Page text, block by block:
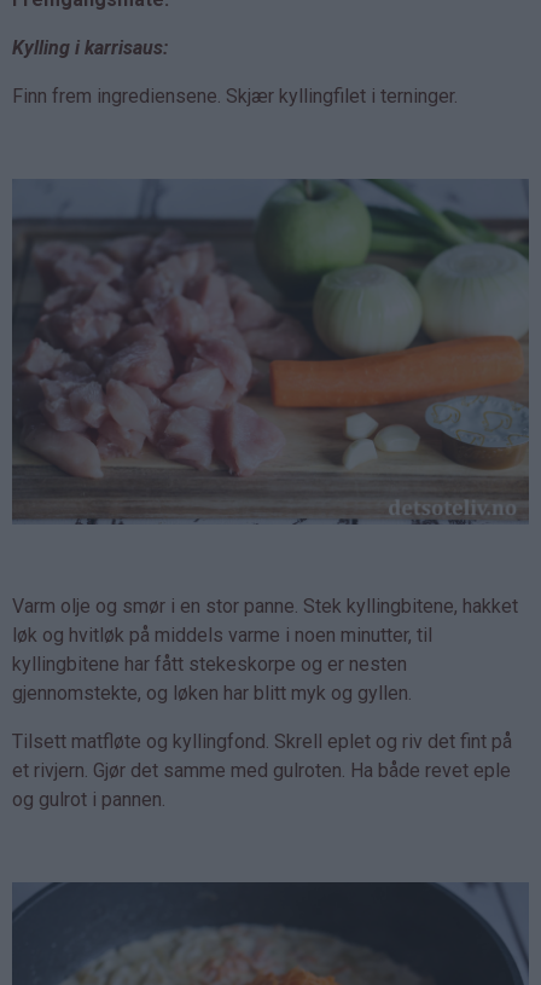
Kylling i karrisaus:
Finn frem ingrediensene. Skjær kyllingfilet i terninger.
Varm olje og smør i en stor panne. Stek kyllingbitene, hakket
løk og hvitløk på middels varme i noen minutter, til
kyllingbitene har fått stekeskorpe og er nesten
gjennomstekte, og løken har blitt myk og gyllen.
Tilsett matfløte og kyllingfond. Skrell eplet og riv det fint på
et rivjern. Gjør det samme med gulroten. Ha både revet eple
og gulrot i pannen.